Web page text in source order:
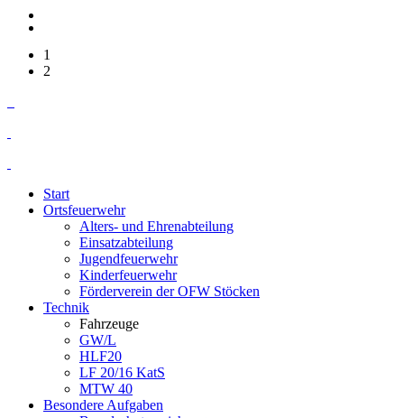
1
2
Start
Ortsfeuerwehr
Alters- und Ehrenabteilung
Einsatzabteilung
Jugendfeuerwehr
Kinderfeuerwehr
Förderverein der OFW Stöcken
Technik
Fahrzeuge
GW/L
HLF20
LF 20/16 KatS
MTW 40
Besondere Aufgaben